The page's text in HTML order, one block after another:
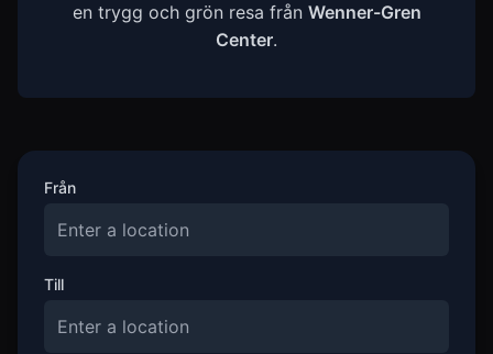
en trygg och grön resa från Wenner-Gren
Center.
Från
Till